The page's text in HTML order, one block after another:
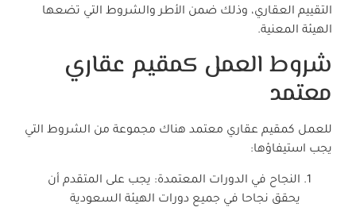
التقييم العقاري، وذلك ضمن الأطر والشروط التي تضعها
الهيئة المعنية.
شروط العمل كمقيم عقاري
معتمد
للعمل كمقيم عقاري معتمد هناك مجموعة من الشروط التي
يجب استيفاؤها:
النجاح في الدورات المعتمدة: يجب على المتقدم أن
يحقق نجاحا في جميع دورات الهيئة السعودية